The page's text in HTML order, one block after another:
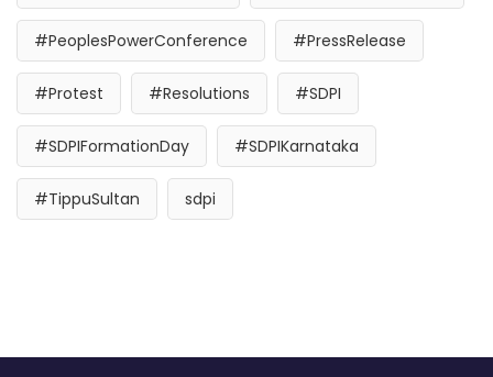
#PeoplesPowerConference #PressRelease
#Protest #Resolutions #SDPI
#SDPIFormationDay #SDPIKarnataka
#TippuSultan sdpi